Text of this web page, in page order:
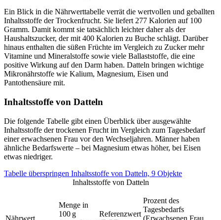
Ein Blick in die Nährwerttabelle verrät die wertvollen und geballten
Inhaltsstoffe der Trockenfrucht. Sie liefert 277 Kalorien auf 100
Gramm. Damit kommt sie tatsächlich leichter daher als der
Haushaltszucker, der mit 400 Kalorien zu Buche schlägt. Darüber
hinaus enthalten die süßen Früchte im Vergleich zu Zucker mehr
Vitamine und Mineralstoffe sowie viele Ballaststoffe, die eine
positive Wirkung auf den Darm haben. Datteln bringen wichtige
Mikronährstoffe wie Kalium, Magnesium, Eisen und
Pantothensäure mit.
Inhaltsstoffe von Datteln
Die folgende Tabelle gibt einen Überblick über ausgewählte
Inhaltsstoffe der trockenen Frucht im Vergleich zum Tagesbedarf
einer erwachsenen Frau vor den Wechseljahren. Männer haben
ähnliche Bedarfswerte – bei Magnesium etwas höher, bei Eisen
etwas niedriger.
Tabelle überspringen Inhaltsstoffe von Datteln, 9 Objekte
Inhaltsstoffe von Datteln
Nährwert
Menge in
100 g
Referenzwert
Prozent des
Tagesbedarfs
(Erwachsenen Frau